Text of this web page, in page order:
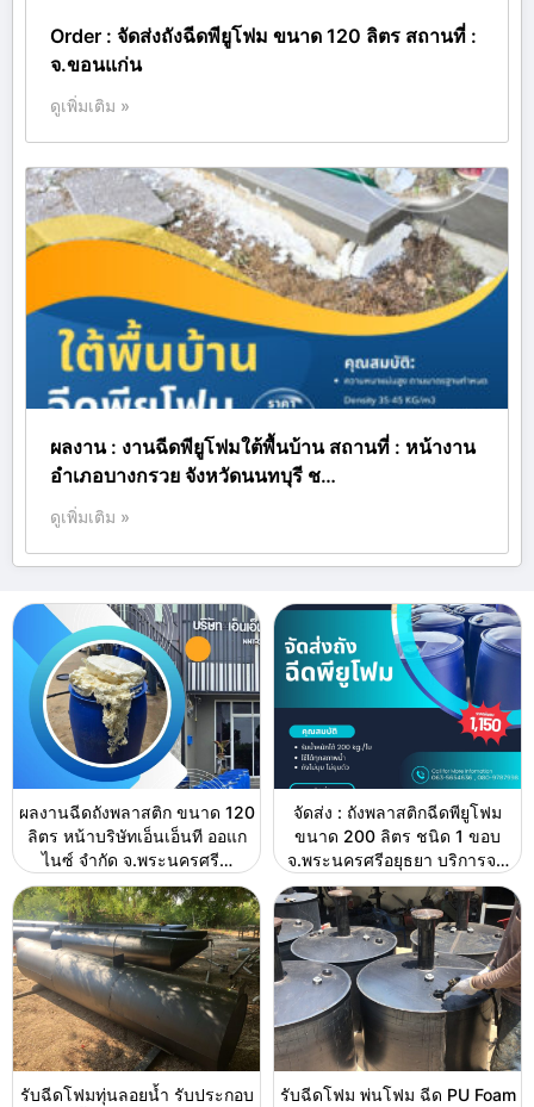
Order : จัดส่งถังฉีดพียูโฟม ขนาด 120 ลิตร สถานที่ :
จ.ขอนแก่น
ดูเพิ่มเติม »
ผลงาน : งานฉีดพียูโฟมใต้พื้นบ้าน สถานที่ : หน้างาน
อำเภอบางกรวย จังหวัดนนทบุรี ช…
ดูเพิ่มเติม »
ผลงานฉีดถังพลาสติก ขนาด 120
ลิตร หน้าบริษัทเอ็นเอ็นที ออแก
ไนซ์ จำกัด จ.พระนครศรี…
จัดส่ง : ถังพลาสติกฉีดพียูโฟม
ขนาด 200 ลิตร ชนิด 1 ขอบ
จ.พระนครศรีอยุธยา บริการจ…
รับฉีดโฟมทุ่นลอยน้ำ รับประกอบ
รับฉีดโฟม พ่นโฟม ฉีด PU Foam